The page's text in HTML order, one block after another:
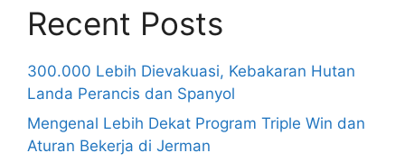
Recent Posts
300.000 Lebih Dievakuasi, Kebakaran Hutan
Landa Perancis dan Spanyol
Mengenal Lebih Dekat Program Triple Win dan
Aturan Bekerja di Jerman